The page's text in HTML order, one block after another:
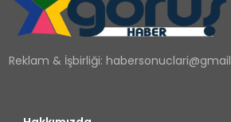
Reklam & İşbirliği: